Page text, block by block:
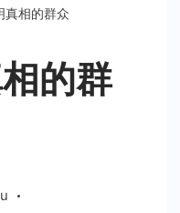
真相的群众
的群